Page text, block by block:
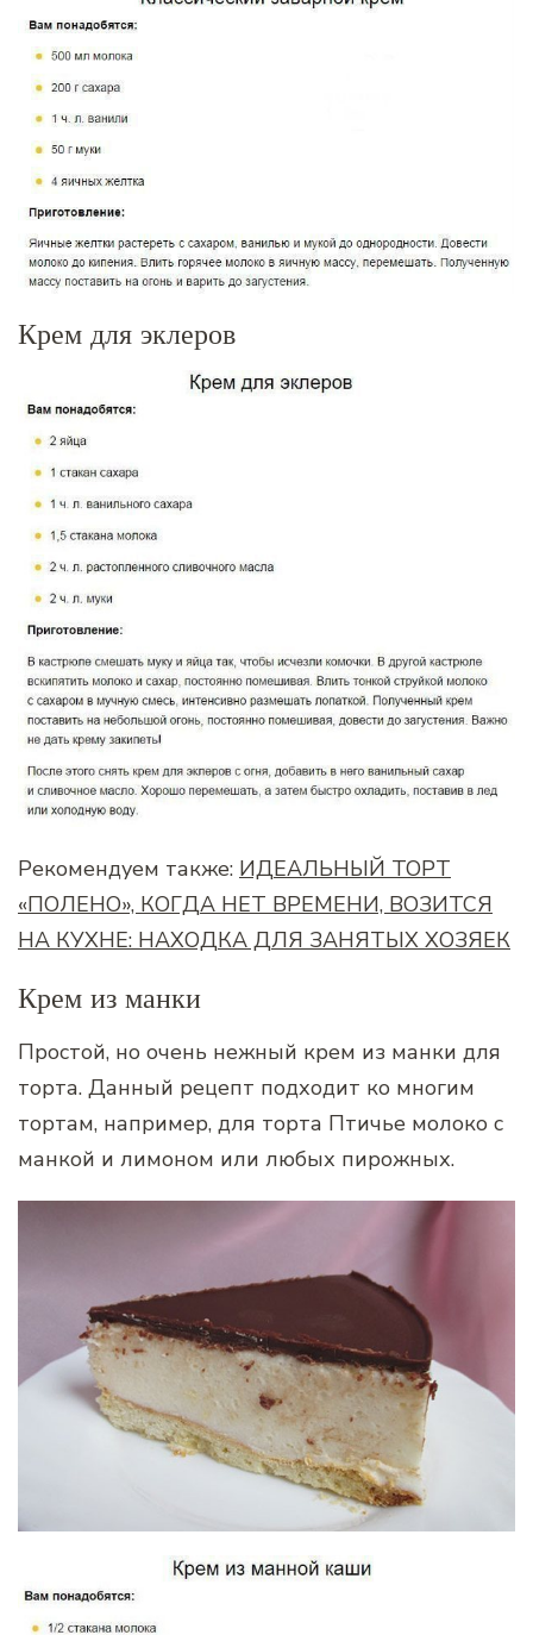
Крем для эклеров
Рекомендуем также: ИДЕАЛЬНЫЙ ТОРТ
«ПОЛЕНО», КОГДА НЕТ ВРЕМЕНИ, ВОЗИТСЯ
НА КУХНЕ: НАХОДКА ДЛЯ ЗАНЯТЫХ ХОЗЯЕК
Крем из манки
Простой, но очень нежный крем из манки для
торта. Данный рецепт подходит ко многим
тортам, например, для торта Птичье молоко с
манкой и лимоном или любых пирожных.